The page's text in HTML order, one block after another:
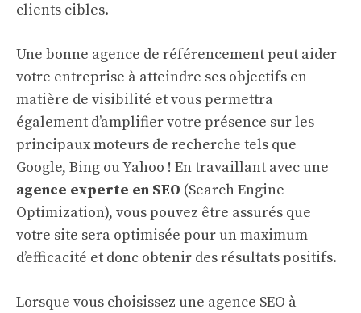
clients cibles.
Une bonne agence de référencement peut aider
votre entreprise à atteindre ses objectifs en
matière de visibilité et vous permettra
également d’amplifier votre présence sur les
principaux moteurs de recherche tels que
Google, Bing ou Yahoo ! En travaillant avec une
agence experte en SEO (Search Engine
Optimization), vous pouvez être assurés que
votre site sera optimisée pour un maximum
d’efficacité et donc obtenir des résultats positifs.
Lorsque vous choisissez une agence SEO à